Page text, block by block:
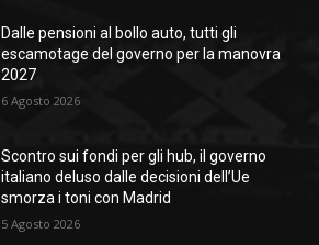
Dalle pensioni al bollo auto, tutti gli
escamotage del governo per la manovra
2027
6 Agosto 2026
Scontro sui fondi per gli hub, il governo
italiano deluso dalle decisioni dell’Ue
smorza i toni con Madrid
5 Agosto 2026